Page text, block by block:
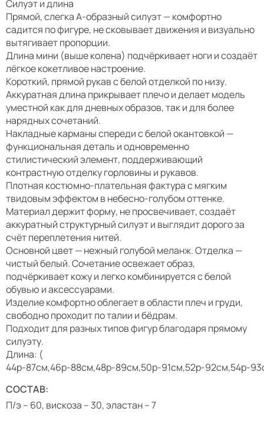
Силуэт и длина
Прямой, слегка А-образный силуэт — комфортно
садится по фигуре, не сковывает движения и визуально
вытягивает пропорции.
Длина мини (выше колена) подчёркивает ноги и создаёт
лёгкое кокетливое настроение.
Короткий, прямой рукав с белой отделкой по низу.
Аккуратная длина прикрывает плечо и делает модель
уместной как для дневных образов, так и для более
нарядных сочетаний.
Накладные карманы спереди с белой окантовкой —
функциональная деталь и одновременно
стилистический элемент, поддерживающий
контрастную отделку горловины и рукавов.
Плотная костюмно-плательная фактура с мягким
твидовым эффектом в небесно-голубом оттенке.
Материал держит форму, не просвечивает, создаёт
аккуратный структурный силуэт и выглядит дорого за
счёт переплетения нитей.
Основной цвет — нежный голубой меланж. Отделка —
чистый белый. Сочетание освежает образ,
подчёркивает кожу и легко комбинируется с белой
обувью и аксессуарами.
Изделие комфортно облегает в области плеч и груди,
свободно проходит по талии и бёдрам.
Подходит для разных типов фигур благодаря прямому
силуэту.
Длина: (
44р-87см,46р-88см,48р-89см,50р-91см,52р-92см,54р-
СОСТАВ:
П/э – 60, вискоза – 30, эластан – 7